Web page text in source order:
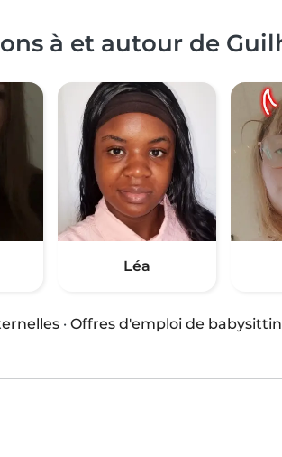
à et autour de
Léa
· Offres d'emploi de